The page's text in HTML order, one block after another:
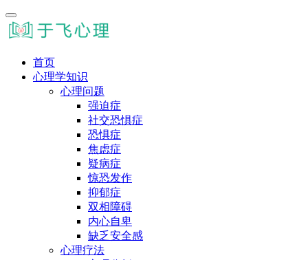
首页
心理学知识
心理问题
强迫症
社交恐惧症
恐惧症
焦虑症
疑病症
惊恐发作
抑郁症
双相障碍
内心自卑
缺乏安全感
心理疗法